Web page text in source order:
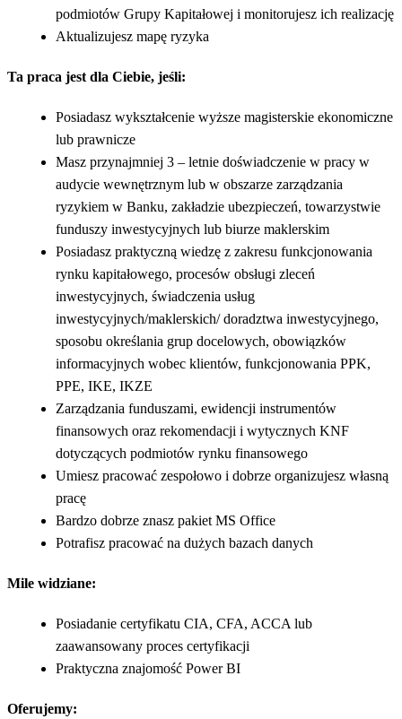
podmiotów Grupy Kapitałowej i monitorujesz ich realizację
Aktualizujesz mapę ryzyka
Ta praca jest dla Ciebie, jeśli:
Posiadasz wykształcenie wyższe magisterskie ekonomiczne
lub prawnicze
Masz przynajmniej 3 – letnie doświadczenie w pracy w
audycie wewnętrznym lub w obszarze zarządzania
ryzykiem w Banku, zakładzie ubezpieczeń, towarzystwie
funduszy inwestycyjnych lub biurze maklerskim
Posiadasz praktyczną wiedzę z zakresu funkcjonowania
rynku kapitałowego, procesów obsługi zleceń
inwestycyjnych, świadczenia usług
inwestycyjnych/maklerskich/ doradztwa inwestycyjnego,
sposobu określania grup docelowych, obowiązków
informacyjnych wobec klientów, funkcjonowania PPK,
PPE, IKE, IKZE
Zarządzania funduszami, ewidencji instrumentów
finansowych oraz rekomendacji i wytycznych KNF
dotyczących podmiotów rynku finansowego
Umiesz pracować zespołowo i dobrze organizujesz własną
pracę
Bardzo dobrze znasz pakiet MS Office
Potrafisz pracować na dużych bazach danych
Mile widziane:
Posiadanie certyfikatu CIA, CFA, ACCA lub
zaawansowany proces certyfikacji
Praktyczna znajomość Power BI
Oferujemy: